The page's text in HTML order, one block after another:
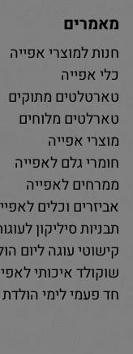
מאמרים
חנות למוצרי אפייה
כלי אפייה
טארטלטים מתוקים
טארלטים מלוחים
מוצרי אפייה
חומרי גלם לאפייה
ממרחים לאפייה
אביזרים וכלים
תבניות סיליקון
קישוטי עוגה ליום
שוקולד איכותי
חד פעמי לימי הולדת